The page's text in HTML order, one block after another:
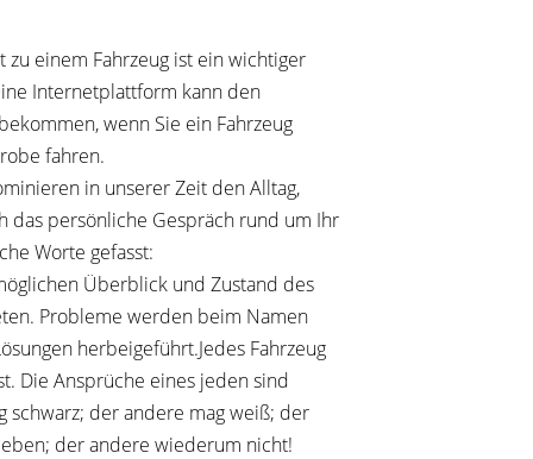
einem Fahrzeug ist ein wichtiger
Internetplattform kann den
wenn Sie ein Fahrzeug
fahren.
in unserer Zeit den Alltag,
das persönliche Gespräch rund um Ihr
Worte gefasst:
Überblick und Zustand des
Probleme werden beim Namen
herbeigeführt.Jedes Fahrzeug
Die Ansprüche eines jeden sind
schwarz; der andere mag weiß; der
der andere wiederum nicht!